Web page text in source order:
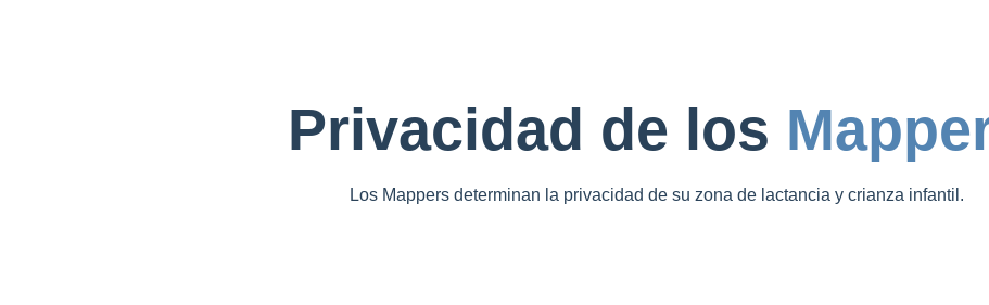
Privacidad de los
Los Mappers determinan la privacidad de su zona de lactancia y crianza infantil.